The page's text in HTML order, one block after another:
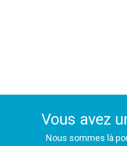
Vous avez
Nous sommes là